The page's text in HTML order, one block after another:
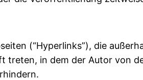
(“Hyperlinks”), die
treten, in dem der Autor von